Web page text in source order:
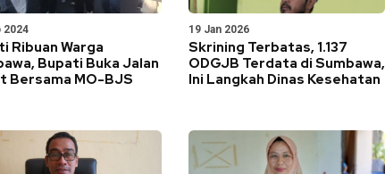
2024
Ribuan Warga
Bupati Buka Jalan
Bersama MO-BJS
19 Jan 2026
Skrining Terbatas, 1.137
ODGJB Terdata di Sumbawa,
Ini Langkah Dinas Kesehatan